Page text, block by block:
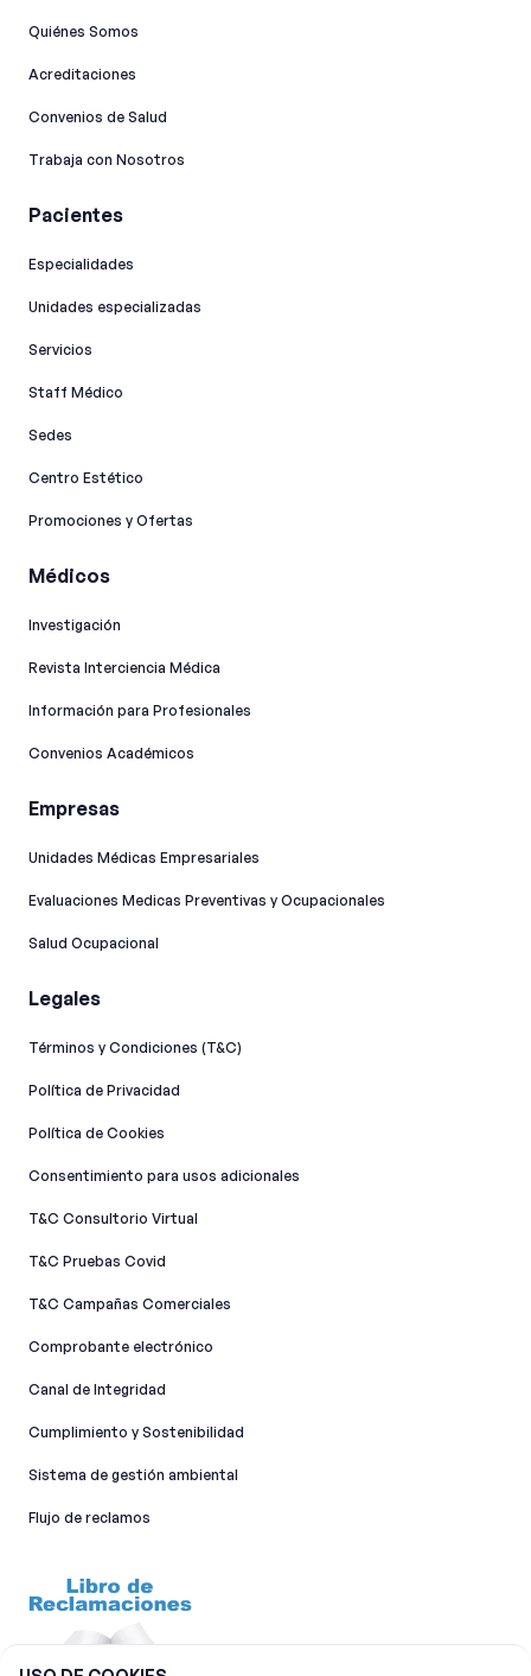
Quiénes Somos
Acreditaciones
Convenios de Salud
Trabaja con Nosotros
Pacientes
Especialidades
Unidades especializadas
Servicios
Staff Médico
Sedes
Centro Estético
Promociones y Ofertas
Médicos
Investigación
Revista Interciencia Médica
Información para Profesionales
Convenios Académicos
Empresas
Unidades Médicas Empresariales
Evaluaciones Medicas Preventivas y Ocupacionales
Salud Ocupacional
Legales
Términos y Condiciones (T&C)
Política de Privacidad
Política de Cookies
Consentimiento para usos adicionales
T&C Consultorio Virtual
T&C Pruebas Covid
T&C Campañas Comerciales
Comprobante electrónico
Canal de Integridad​
Cumplimiento y Sostenibilidad
Sistema de gestión ambiental
Flujo de reclamos